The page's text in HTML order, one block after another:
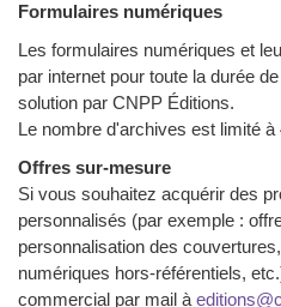
Formulaires numériques
Les formulaires numériques et
par internet pour toute la durée
solution par CNPP Éditions.
Le nombre d'archives est limité à
Offres sur-mesure
Si vous souhaitez acquérir des
personnalisés (par exemple :
personnalisation des
numériques hors-référentiels,
commercial par mail à